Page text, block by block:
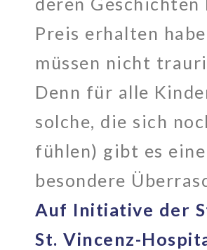
Preis erhalten
müssen nicht
Denn für alle
solche, die sich
fühlen) gibt es
besondere
Auf Initiative der
St. Vincenz-